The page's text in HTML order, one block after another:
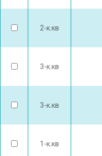
2-к.кв
3-к.кв
3-к.кв
1-к.кв